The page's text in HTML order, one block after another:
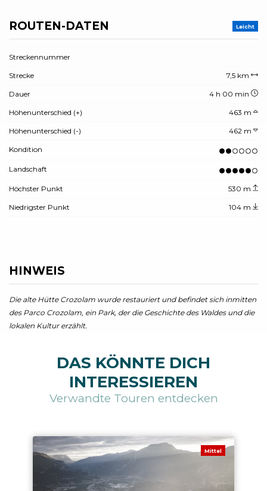
ROUTEN-DATEN Leicht
Streckennummer
Strecke 7,5 km
Dauer 4 h 00 min
Höhenunterschied (+) 463 m
Höhenunterschied (-) 462 m
Kondition
Landschaft
Höchster Punkt 530 m
Niedrigster Punkt 104 m
HINWEIS
Die alte Hütte Crozolam wurde restauriert und befindet sich inmitten
des Parco Crozolam, ein Park, der die Geschichte des Waldes und die
lokalen Kultur erzählt.
DAS KÖNNTE DICH
INTERESSIEREN
Verwandte Touren entdecken
Mittel